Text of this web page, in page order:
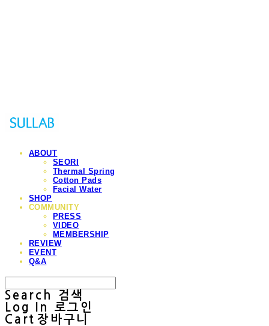
ABOUT
SEORI
Thermal Spring
Cotton Pads
Facial Water
SHOP
COMMUNITY
PRESS
VIDEO
MEMBERSHIP
REVIEW
EVENT
Q&A
Search
검색
Log In
로그인
Cart 장바구니